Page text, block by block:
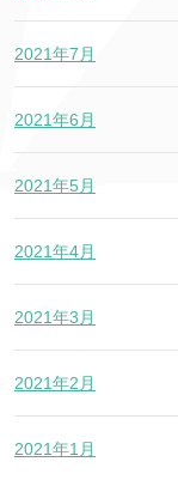
2021年7月
2021年6月
2021年5月
2021年4月
2021年3月
2021年2月
2021年1月